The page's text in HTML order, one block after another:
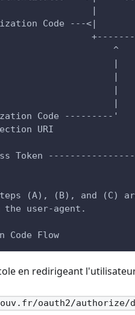
|
Code ---<|
^
|
|
|
|
Code ---------'
URI
Token
(A), (B), and (C)
user-agent.
Code Flow
en redirigeant
oauth2/authorize/